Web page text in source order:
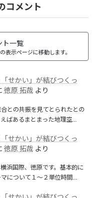
コメント
ト一覧
表示ページに移動します。
「せかい」が結びつくっ
徳原 拓哉 より
合との共振を見てとられたとの
ばあるまとまった地理空…
「せかい」が結びつくっ
徳原 拓哉 より
浜国際、徳原です。基本的に
について１〜２単位時間…